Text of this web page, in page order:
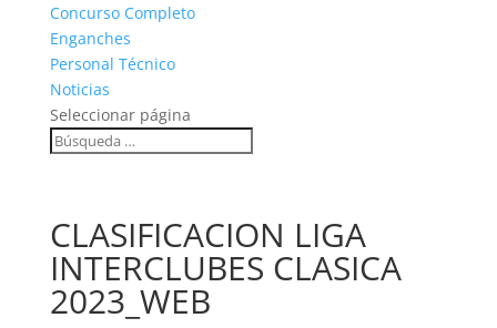
Concurso Completo
Enganches
Personal Técnico
Noticias
Seleccionar página
CLASIFICACION LIGA
INTERCLUBES CLASICA
2023_WEB